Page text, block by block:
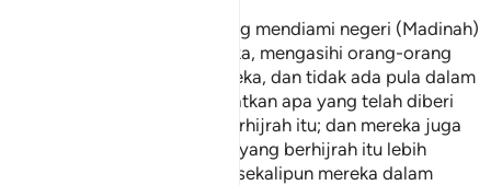
Dan orang-orang (Ansar) yang mendiami negeri (Madinah)
serta beriman sebelum mereka, mengasihi orang-orang
yang berhijrah ke negeri mereka, dan tidak ada pula dalam
hati mereka perasaan berhajatkan apa yang telah diberi
kepada orang-orang yang berhijrah itu; dan mereka juga
mengutamakan orang-orang yang berhijrah itu lebih
daripada diri mereka sendiri, sekalipun mereka dalam